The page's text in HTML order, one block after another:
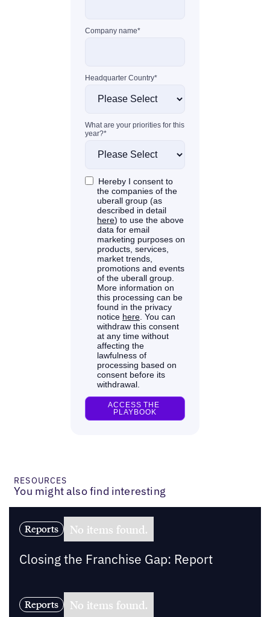
RESOURCES
You might also find interesting
Reports No items found.
Closing the Franchise Gap: Report
Reports No items found.